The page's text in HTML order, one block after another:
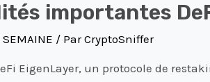
importantes
SEMAINE / ParCryptoSniffer
EigenLayer, un protocole de